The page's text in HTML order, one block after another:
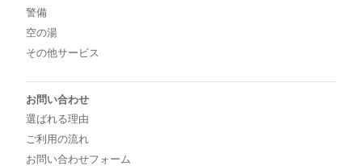
警備
空の湯
その他サービス
お問い合わせ
選ばれる理由
ご利用の流れ
お問い合わせフォーム